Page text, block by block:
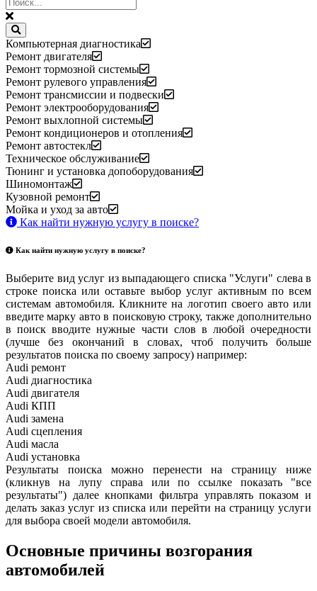
Компьютерная диагностика
Ремонт двигателя
Ремонт тормозной системы
Ремонт рулевого управления
Ремонт трансмиссии и подвески
Ремонт электрооборудования
Ремонт выхлопной системы
Ремонт кондиционеров и отопления
Ремонт автостекл
Техническое обслуживание
Тюнинг и установка допоборудования
Шиномонтаж
Кузовной ремонт
Мойка и уход за авто
Как найти нужную услугу в поиске?
Как найти нужную услугу в поиске?
Выберите вид услуг из выпадающего списка "Услуги" слева в
строке поиска или оставьте выбор услуг активным по всем
системам автомобиля. Кликните на логотип своего авто или
введите марку авто в поисковую строку, также дополнительно
в поиск вводите нужные части слов в любой очередности
(лучше без окончаний в словах, чтоб получить больше
результатов поиска по своему запросу) например:
Audi ремонт
Audi диагностика
Audi двигателя
Audi КПП
Audi замена
Audi сцепления
Audi масла
Audi установка
Результаты поиска можно перенести на страницу ниже
(кликнув на лупу справа или по ссылке показать "все
результаты") далее кнопками фильтра управлять показом и
делать заказ услуг из списка или перейти на страницу услуги
для выбора своей модели автомобиля.
Основные причины возгорания
автомобилей